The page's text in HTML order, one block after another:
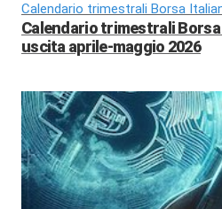
Calendario trimestrali Borsa
Calendario trimestrali
uscita aprile-maggio 2026